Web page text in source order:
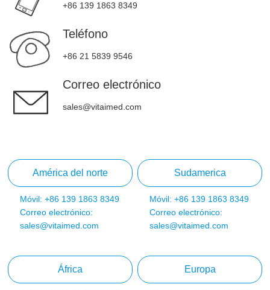
+86 139 1863 8349
Teléfono
+86 21 5839 9546
Correo electrónico
sales@vitaimed.com
América del norte
Móvil: +86 139 1863 8349
Correo electrónico:
sales@vitaimed.com
Sudamerica
Móvil: +86 139 1863 8349
Correo electrónico:
sales@vitaimed.com
África Europa